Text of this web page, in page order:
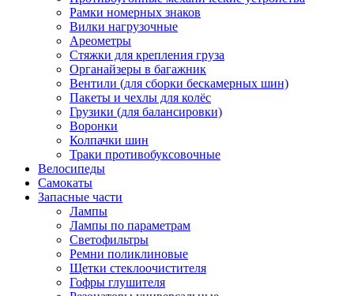
Рамки номерных знаков
Вилки нагрузочные
Ареометры
Стяжки для крепления груза
Органайзеры в багажник
Вентили (для сборки бескамерных шин)
Пакеты и чехлы для колёс
Грузики (для балансировки)
Воронки
Колпачки шин
Траки противобуксовочные
Велосипеды
Самокаты
Запасные части
Лампы
Лампы по параметрам
Светофильтры
Ремни поликлиновые
Щетки стеклоочистителя
Гофры глушителя